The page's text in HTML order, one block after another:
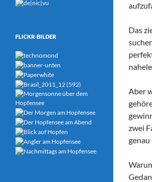
Das
Aber
zwei
genau
FLICKR-BILDER